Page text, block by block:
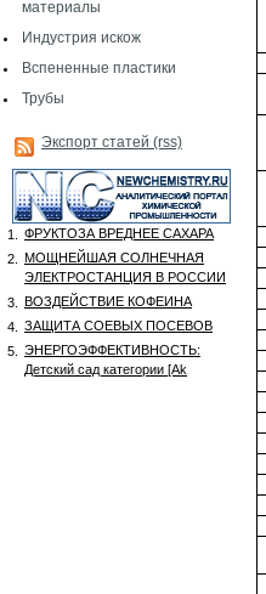
материалы
Индустрия искож
Вспененные пластики
Трубы
Экспорт статей (rss)
1.
ФРУКТОЗА ВРЕДНЕЕ САХАРА
2.
МОЩНЕЙШАЯ СОЛНЕЧНАЯ
ЭЛЕКТРОСТАНЦИЯ В РОССИИ
3.
ВОЗДЕЙСТВИЕ КОФЕИНА
4.
ЗАЩИТА СОЕВЫХ ПОСЕВОВ
5.
ЭНЕРГОЭФФЕКТИВНОСТЬ:
Детский сад категории [Аk